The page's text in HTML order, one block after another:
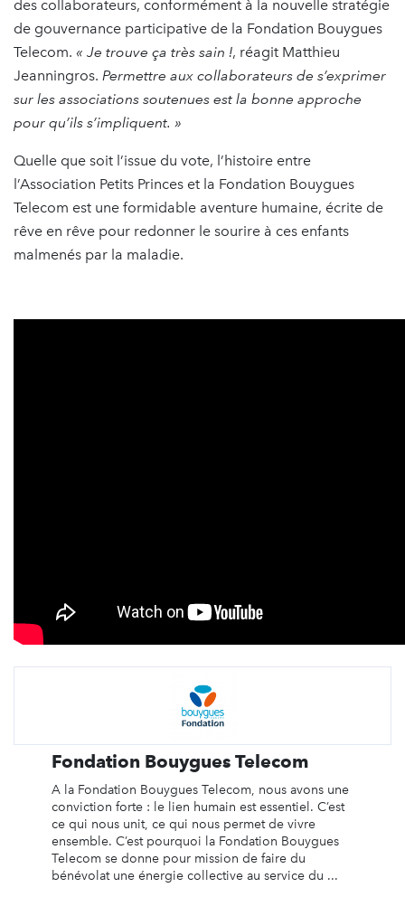
des collaborateurs, conformément à la nouvelle stratégie
de gouvernance participative de la Fondation Bouygues
Telecom. « Je trouve ça très sain !, réagit Matthieu
Jeanningros. Permettre aux collaborateurs de s’exprimer
sur les associations soutenues est la bonne approche
pour qu’ils s’impliquent. »
Quelle que soit l’issue du vote, l’histoire entre
l’Association Petits Princes et la Fondation Bouygues
Telecom est une formidable aventure humaine, écrite de
rêve en rêve pour redonner le sourire à ces enfants
malmenés par la maladie.
Fondation Bouygues Telecom
A la Fondation Bouygues Telecom, nous avons une
conviction forte : le lien humain est essentiel. C’est
ce qui nous unit, ce qui nous permet de vivre
ensemble. C’est pourquoi la Fondation Bouygues
Telecom se donne pour mission de faire du
bénévolat une énergie collective au service du ...